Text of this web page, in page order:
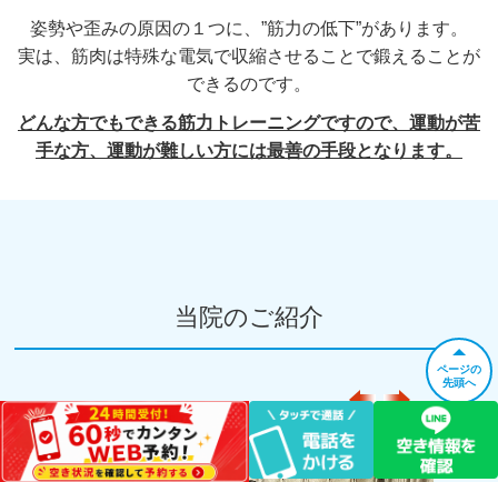
姿勢や歪みの原因の１つに、”筋力の低下”があります。
実は、筋肉は特殊な電気で収縮させることで鍛えることが
できるのです。
どんな方でもできる筋力トレーニングですので、運動が苦
手な方、運動が難しい方には最善の手段となります。
当院のご紹介
写真は左右にスライドできます
ページの
先頭へ